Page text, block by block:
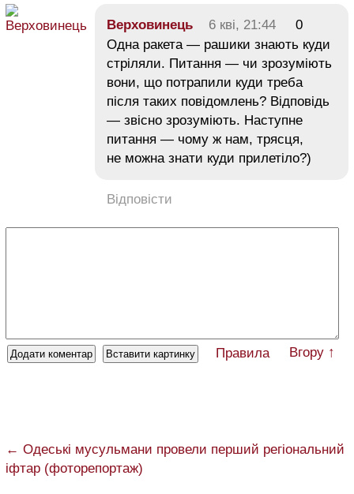
Верховинець 6 кві, 21:44
0
Одна ракета — рашики знають куди
стріляли. Питання — чи зрозуміють
вони, що потрапили куди треба
після таких повідомлень? Відповідь
— звісно зрозуміють. Наступне
питання — чому ж нам, трясця,
не можна знати куди прилетіло?)
Відповісти
Правила Вгору ↑
← Одеські мусульмани провели перший регіональний
іфтар (фоторепортаж)